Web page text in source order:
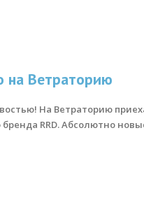
на Ветраторию
На Ветраторию
бренда RRD. Абсолютно